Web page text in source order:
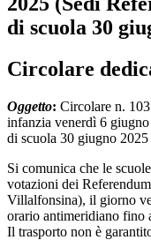
di scuola 30
Circolare
Oggetto: Circolare n.
infanzia venerdì 6
di scuola 30 giugno 2025
Si comunica che le
votazioni dei
Villalfonsina), il giorno
orario antimeridiano fino
Il trasporto non è